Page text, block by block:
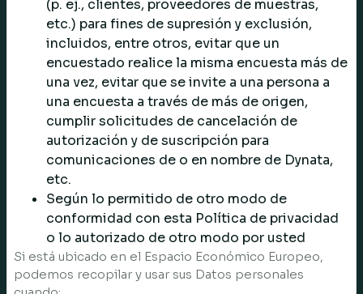
(p. ej., clientes, proveedores de muestras,
etc.) para fines de supresión y exclusión,
incluidos, entre otros, evitar que un
encuestado realice la misma encuesta más de
una vez, evitar que se invite a una persona a
una encuesta a través de más de origen,
cumplir solicitudes de cancelación de
autorización y de suscripción para
comunicaciones de o en nombre de Dynata,
etc.
Según lo permitido de otro modo de
conformidad con esta Política de privacidad
o lo autorizado de otro modo por usted
Si está ubicado en el Espacio Económico Europeo,
podemos recopilar y usar sus Datos personales